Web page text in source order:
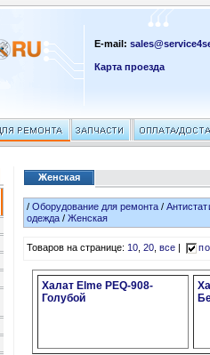
E-mail:
Карта проезда
Женская
/Оборудование для ремонта /
одежда/Женская
Товаров на странице:10,20,все
Халат Elme PEQ-908-
Голубой